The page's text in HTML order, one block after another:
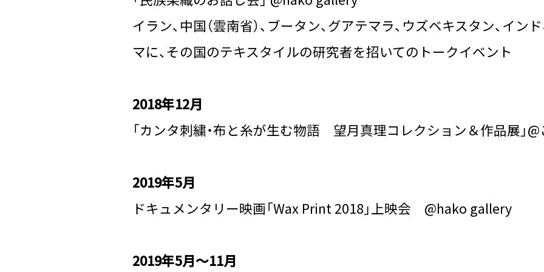
イラン、中国（雲南省）、ブータン、グアテマラ、ウズベキスタン、イ
マに、その国のテキスタイルの研究者を招いてのトークイベント
2018年12月
「カンタ刺繍・布と糸が生む物語 望月真理コレクション＆作品展」
2019年5月
ドキュメンタリー映画「Wax Print 2018」上映会 @hako gallery
2019年5月～11月